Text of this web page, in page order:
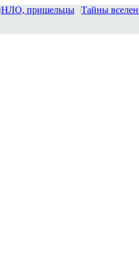
НЛО, пришельцы Тайны